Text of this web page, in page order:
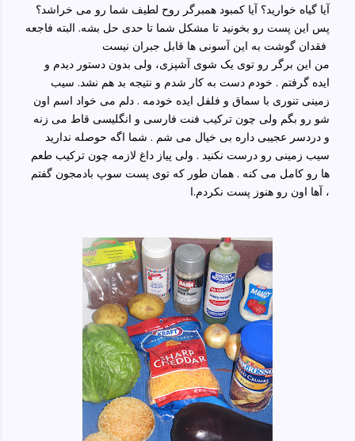
آیا گیاه خوارید؟ آیا کمبود همبرگر روح لطیف شما رو می خراشد؟
پس این پست رو بخونید تا مشکل شما تا حدی حل بشه. البته فاجعه
من این برگر رو توی یک شوی آشپزی، ولی بدون دستور دیدم و
ایده گرفتم . خودم دست به کار شدم و نتیجه بد هم نشد. سیب
زمینی تنوری با سماق و فلفل ایده خودمه . دلم می خواد اسم اون
شو رو بگم ولی چون ترکیب فنت فارسی و انگلیسی قاط می زنه
و دردسر عجیبی داره بی خیال می شم . شما اگه حوصله ندارید
سیب زمینی رو درست نکنید . ولی پیاز داغ لازمه چون ترکیب طعم
ها رو کامل می کنه . همان طور که توی پست سوپ بادمجون گفتم
، آها اون رو هنوز پست نکردم.ا